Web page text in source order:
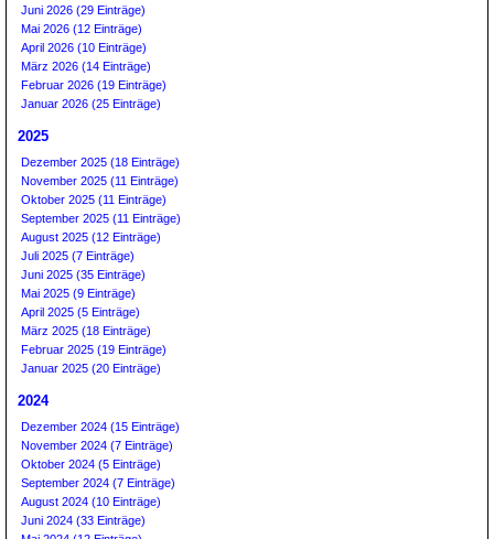
Juni 2026 (29 Einträge)
Mai 2026 (12 Einträge)
April 2026 (10 Einträge)
März 2026 (14 Einträge)
Februar 2026 (19 Einträge)
Januar 2026 (25 Einträge)
2025
Dezember 2025 (18 Einträge)
November 2025 (11 Einträge)
Oktober 2025 (11 Einträge)
September 2025 (11 Einträge)
August 2025 (12 Einträge)
Juli 2025 (7 Einträge)
Juni 2025 (35 Einträge)
Mai 2025 (9 Einträge)
April 2025 (5 Einträge)
März 2025 (18 Einträge)
Februar 2025 (19 Einträge)
Januar 2025 (20 Einträge)
2024
Dezember 2024 (15 Einträge)
November 2024 (7 Einträge)
Oktober 2024 (5 Einträge)
September 2024 (7 Einträge)
August 2024 (10 Einträge)
Juni 2024 (33 Einträge)